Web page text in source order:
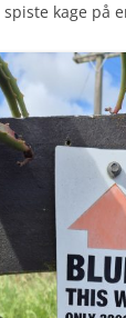
spiste kage på